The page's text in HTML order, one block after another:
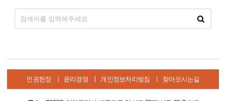
인권헌장 윤리경영 개인정보처리방침 찾아오시는길